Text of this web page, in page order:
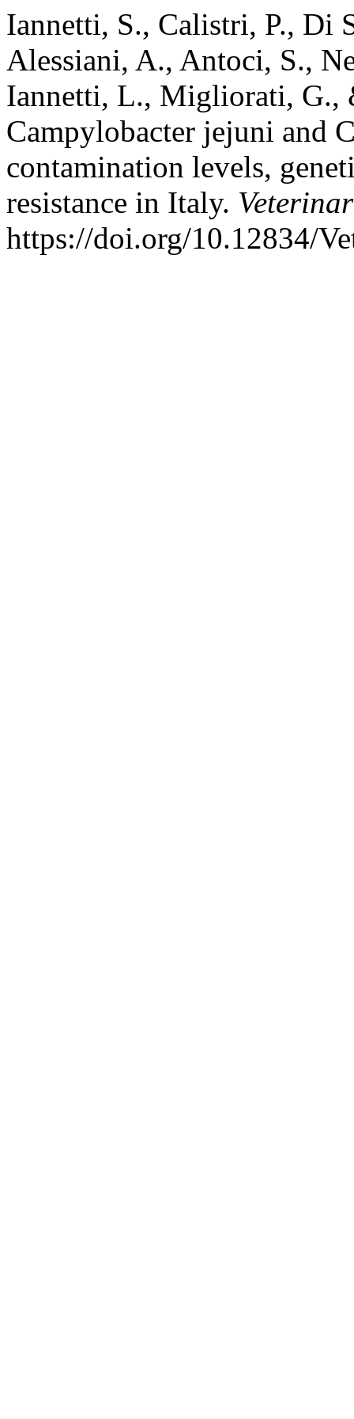
Iannetti, S., Calistri, P., Di
Alessiani, A., Antoci, S.,
Iannetti, L., Migliorati, G.,
Campylobacter jejuni and
contamination levels,
resistance in Italy.
https://doi.org/10.12834/